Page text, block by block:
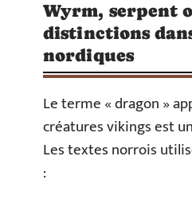
Wyrm, serpent
distinctions
nordiques
Le terme « dragon »
créatures vikings est
Les textes norrois
: